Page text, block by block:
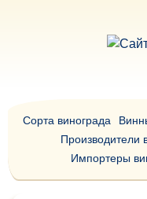
Сорта винограда
Производители
Импортеры